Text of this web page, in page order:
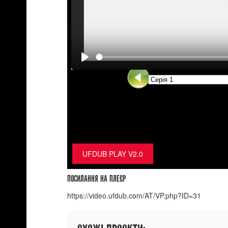
UFDUB PLAY V2.0
ПОСИЛАННЯ НА ПЛЕЄР